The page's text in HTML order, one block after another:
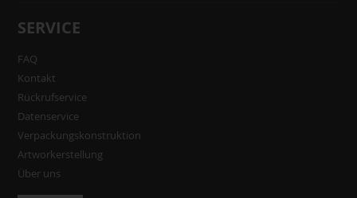
SERVICE
FAQ
Kontakt
Rückrufservice
Datenservice
Verpackungskonstruktion
Artworkerstellung
Über uns